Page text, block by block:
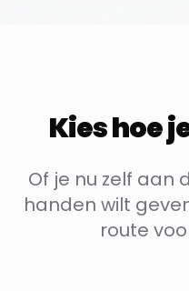
Kies hoe
Of je nu zelf aan
handen wilt
route